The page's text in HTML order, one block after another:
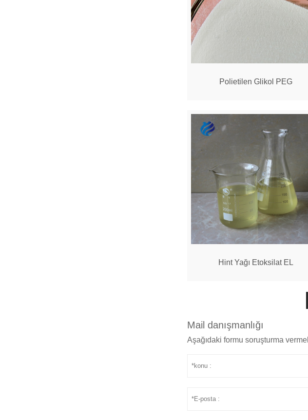
Polietilen Glikol PEG
Hint Yağı Etoksilat EL
Mail danışmanlığı
Aşağıdaki formu soruşturma